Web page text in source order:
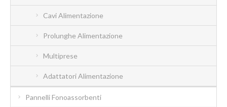
Cavi Alimentazione
Prolunghe Alimentazione
Multiprese
Adattatori Alimentazione
Pannelli Fonoassorbenti